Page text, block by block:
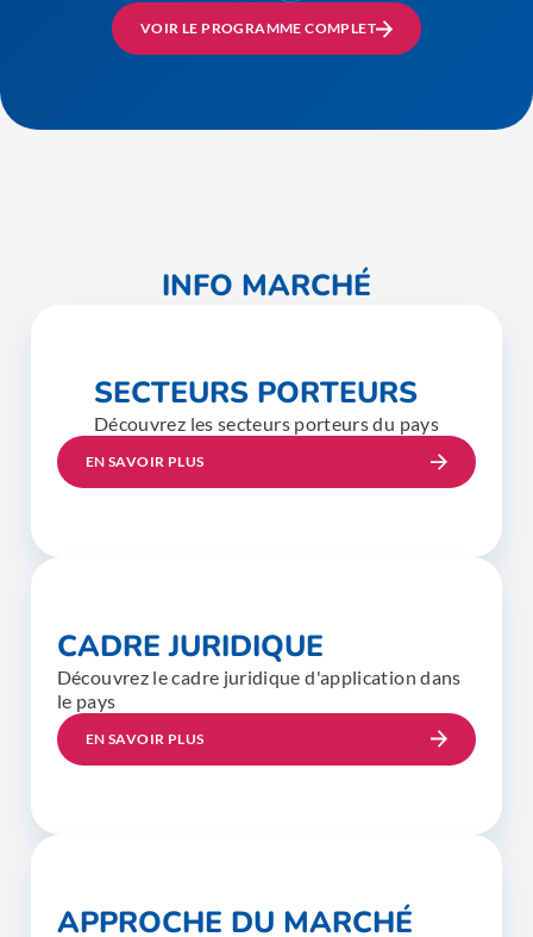
VOIR LE PROGRAMME COMPLET
INFO MARCHÉ
SECTEURS PORTEURS
Découvrez les secteurs porteurs du pays
EN SAVOIR PLUS
CADRE JURIDIQUE
Découvrez le cadre juridique d'application dans
le pays
EN SAVOIR PLUS
APPROCHE DU MARCHÉ